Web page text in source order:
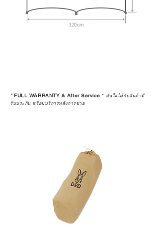
*FULL WARRANTY & After Service * มั่นใจได้กับสินค้ามี
รับประกัน พร้อมบริการหลังการขาย